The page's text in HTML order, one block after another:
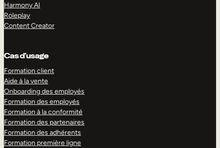
Harmony AI
Roleplay
Content Creator
Cas d’usage
Formation client
Aide à la vente
Onboarding des employés
Formation des employés
Formation à la conformité
Formation des partenaires
Formation des adhérents
Formation première ligne